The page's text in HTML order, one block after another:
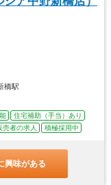
橋駅
住宅補助（手当）あり
売者の求人 積極採用中
興味がある